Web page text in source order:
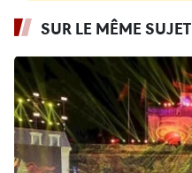
SUR LE MÊME SUJET